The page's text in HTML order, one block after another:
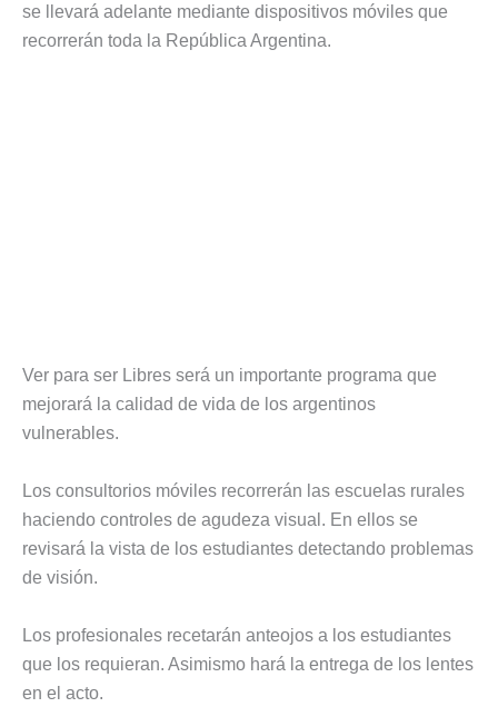
se llevará adelante mediante dispositivos móviles que
recorrerán toda la República Argentina.
Ver para ser Libres será un importante programa que
mejorará la calidad de vida de los argentinos
vulnerables.
Los consultorios móviles recorrerán las escuelas rurales
haciendo controles de agudeza visual. En ellos se
revisará la vista de los estudiantes detectando problemas
de visión.
Los profesionales recetarán anteojos a los estudiantes
que los requieran. Asimismo hará la entrega de los lentes
en el acto.